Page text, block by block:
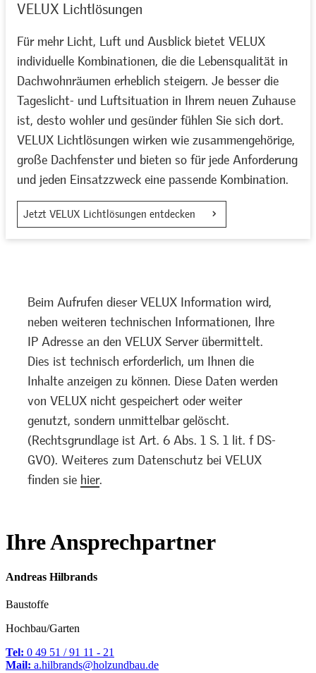
VELUX Lichtlösungen
Für mehr Licht, Luft und Ausblick bietet VELUX
individuelle Kombinationen, die die Lebensqualität in
Dachwohnräumen erheblich steigern. Je besser die
Tageslicht- und Luftsituation in Ihrem neuen Zuhause
ist, desto wohler und gesünder fühlen Sie sich dort.
VELUX Lichtlösungen wirken wie zusammengehörige,
große Dachfenster und bieten so für jede Anforderung
und jeden Einsatzzweck eine passende Kombination.
Jetzt VELUX Lichtlösungen entdecken
Beim Aufrufen dieser VELUX Information wird,
neben weiteren technischen Informationen, Ihre
IP Adresse an den VELUX Server übermittelt.
Dies ist technisch erforderlich, um Ihnen die
Inhalte anzeigen zu können. Diese Daten werden
von VELUX nicht gespeichert oder weiter
genutzt, sondern unmittelbar gelöscht.
(Rechtsgrundlage ist Art. 6 Abs. 1 S. 1 lit. f DS-
GVO). Weiteres zum Datenschutz bei VELUX
finden sie hier.
Ihre Ansprechpartner
Andreas Hilbrands
Baustoffe
Hochbau/Garten
Tel: 0 49 51 / 91 11 - 21
Mail: a.hilbrands@holzundbau.de